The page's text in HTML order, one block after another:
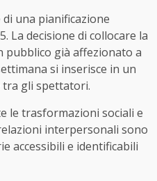
una pianificazione
La decisione di collocare la
pubblico già affezionato a
si inserisce in un
tra gli spettatori.
le trasformazioni sociali e
interpersonali sono
accessibili e identificabili